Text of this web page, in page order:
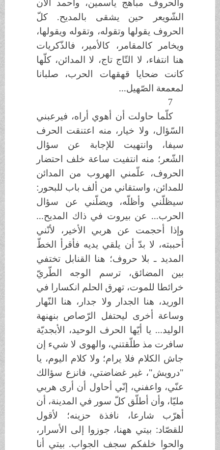
الشّويعر حين يشقى بالمديح. كلّ
الحروف يقولها وتقوله، وتقوله ويقولها،
ويخامر كالمقامر، كالأمير، فالذّكريات
هنا انتفاء، لا التّاج تاج، لا المدائن، كلّها
كانت ضحايا قهقهات الحرب، صلبانا
لمعمعة الصّهيل...
كلّما حاولت أن أهوي أراه، فيرعبني
السّؤال، ولا خيار، منه اعتنقت الحرف
سيفا، وانتهيت للإجابة عن سؤال
الشّعر؛ منه انتفيت ساعة خلف احتضار
الحروف، علّمني الهروب من المدائن
للمدائن، واستقاني من ألف باب للبحور:
سيظلّني وأظلّه، ويضلّني عن سؤال
الحرب... عن بيروت في ذاك المديح...
وإذا أحجمت عن هربي الأخير، لأنّني
أحببته، لا بدّ أن يلقي يديه فأقرأ الخطّ
المديد ـ بلا حروف؛ هنا القنابل تختفي
بين المضائق، ترسم الوجه الطّريّ
خرائطا للموت، تهرق الحلم انكسارا في
الوريد، هنا الجدار ولا جدار، هنا النّهار
وساعة أخرى ليحتفل الرّصاص بنهنهة
الوليد... يا أيّها الحرف الوحيد، الأبجديّة
سافرت مذ طلّقتني، والهوى لا شيء إن
جاش الكلام فلا يرام؛ ولا كلام اليوم، يا
"درويش"، غير غضاضتي، فانزع سؤالك
عنّي، واعفني، إنّي أحاول أن أرى هربي
مليّا، وأن أطلّق كلّ سور في المدينة، أن
أهرّب شارعا، نافذة حزينه؛ لأقول
للقصّاد: بيتي ههنا، جوزوا إلى الأسرار،
والحوا خلفكم سجف الجواب. بيتي أنا